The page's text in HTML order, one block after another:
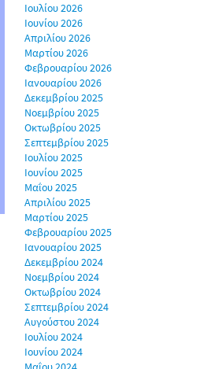
Ιουλίου 2026
Ιουνίου 2026
Απριλίου 2026
Μαρτίου 2026
Φεβρουαρίου 2026
Ιανουαρίου 2026
Δεκεμβρίου 2025
Νοεμβρίου 2025
Οκτωβρίου 2025
Σεπτεμβρίου 2025
Ιουλίου 2025
Ιουνίου 2025
Μαΐου 2025
Απριλίου 2025
Μαρτίου 2025
Φεβρουαρίου 2025
Ιανουαρίου 2025
Δεκεμβρίου 2024
Νοεμβρίου 2024
Οκτωβρίου 2024
Σεπτεμβρίου 2024
Αυγούστου 2024
Ιουλίου 2024
Ιουνίου 2024